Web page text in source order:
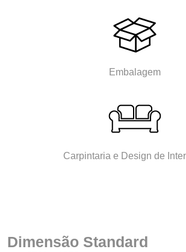
Embalagem
Carpintaria e Design de
Dimensão Standard